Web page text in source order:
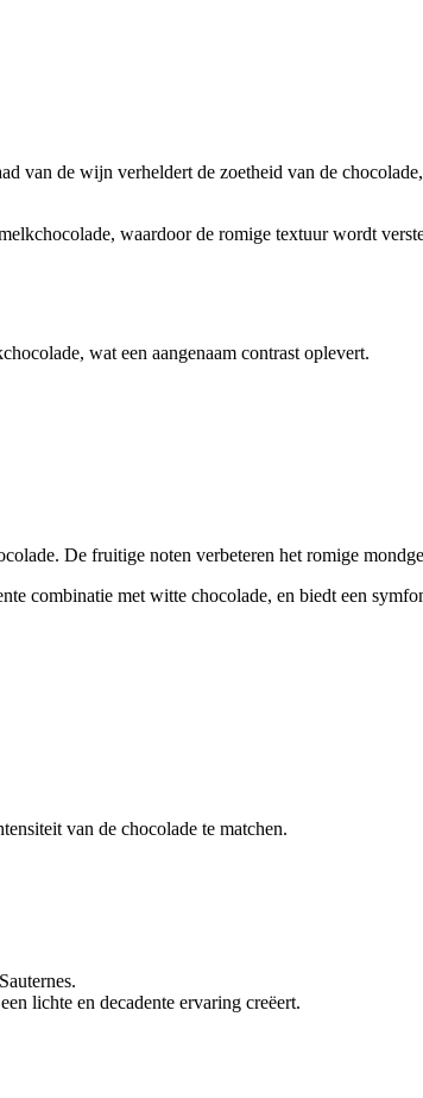
van de wijn verheldert de zoetheid van de
waardoor de romige textuur wordt
wat een aangenaam contrast oplevert.
De fruitige noten verbeteren het romige
combinatie met witte chocolade, en biedt een
van de chocolade te matchen.
lichte en decadente ervaring creëert.